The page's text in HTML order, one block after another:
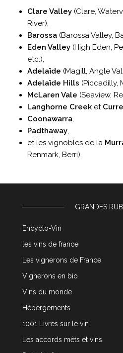
Clare Valley (Clare,
River),
Barossa (Barossa Valley,
Eden Valley (High Eden,
etc.),
Adelaïde (Magill, Angle
Adelaïde Hills (Piccadilly,
McLaren Vale (Seaview,
Langhorne Creek et
Coonawarra,
Padthaway,
et les vignobles de la
Renmark, Berri).
GRANDES
Encyclo-Vin
les vins de france
Les vignerons de France
Vignerons en bio
Vins du monde
Hébergements
1001 Livres sur le vin
Les accords mêts et vins